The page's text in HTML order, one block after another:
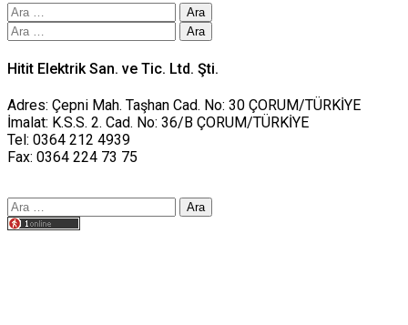
Arama:
Arama:
Hitit Elektrik San. ve Tic. Ltd. Şti.
Adres: Çepni Mah. Taşhan Cad. No: 30 ÇORUM/TÜRKİYE
İmalat: K.S.S. 2. Cad. No: 36/B ÇORUM/TÜRKİYE
Tel: 0364 212 4939
Fax: 0364 224 73 75
Arama: